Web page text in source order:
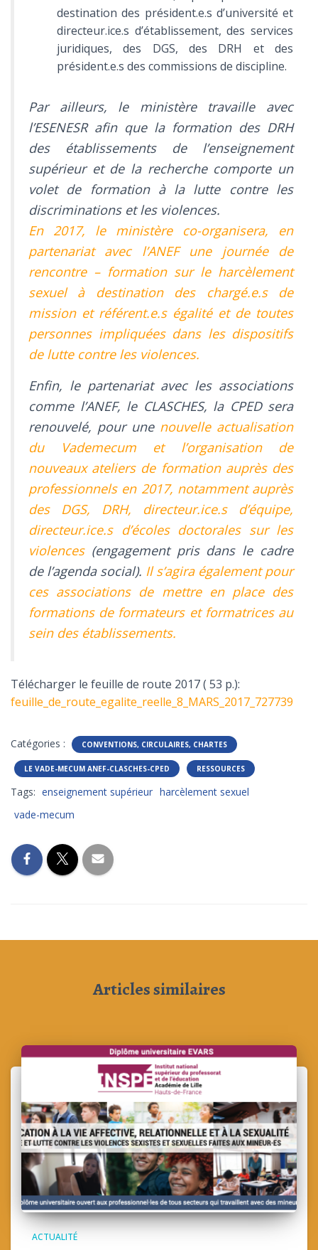
destination des président.e.s d’université et
directeur.ice.s d’établissement, des services
juridiques, des DGS, des DRH et des
président.e.s des commissions de discipline.
Par ailleurs, le ministère travaille avec
l’ESENESR afin que la formation des DRH
des établissements de l’enseignement
supérieur et de la recherche comporte un
volet de formation à la lutte contre les
discriminations et les violences.
En 2017, le ministère co-organisera, en
partenariat avec l’ANEF une journée de
rencontre – formation sur le harcèlement
sexuel à destination des chargé.e.s de
mission et référent.e.s égalité et de toutes
personnes impliquées dans les dispositifs
de lutte contre les violences.
Enfin, le partenariat avec les associations
comme l’ANEF, le CLASCHES, la CPED sera
renouvelé, pour unenouvelle actualisation
du Vademecum et l’organisation de
nouveaux ateliers de formation auprès des
professionnels en 2017, notamment auprès
des DGS, DRH, directeur.ice.s d’équipe,
directeur.ice.s d’écoles doctorales sur les
violences(engagement pris dans le cadre
de l’agenda social). Il s’agira également pour
ces associations de mettre en place des
formations de formateurs et formatrices au
sein des établissements.
Télécharger le feuille de route 2017 ( 53 p.):
feuille_de_route_egalite_reelle_8_MARS_2017_727739
Catégories : CONVENTIONS, CIRCULAIRES, CHARTES
LE VADE-MECUM ANEF-CLASCHES-CPED RESSOURCES
Tags: enseignement supérieur harcèlement sexuel
vade-mecum
Articles similaires
ACTUALITÉ